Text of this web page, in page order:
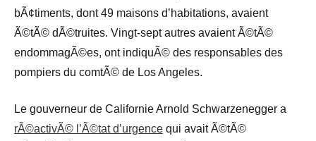
bÃ¢timents, dont 49 maisons d’habitations, avaient
Ã©tÃ© dÃ©truites. Vingt-sept autres avaient Ã©tÃ©
endommagÃ©es, ont indiquÃ© des responsables des
pompiers du comtÃ© de Los Angeles.
Le gouverneur de Californie Arnold Schwarzenegger a
rÃ©activÃ© l’Ã©tat d’urgence qui avait Ã©tÃ©